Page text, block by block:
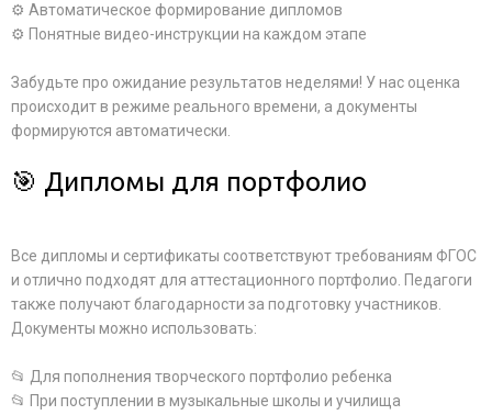
⚙️ Автоматическое формирование дипломов
⚙️ Понятные видео-инструкции на каждом этапе
Забудьте про ожидание результатов неделями! У нас оценка
происходит в режиме реального времени, а документы
формируются автоматически.
🎯 Дипломы для портфолио
Все дипломы и сертификаты соответствуют требованиям ФГОС
и отлично подходят для аттестационного портфолио. Педагоги
также получают благодарности за подготовку участников.
Документы можно использовать:
📂 Для пополнения творческого портфолио ребенка
📂 При поступлении в музыкальные школы и училища